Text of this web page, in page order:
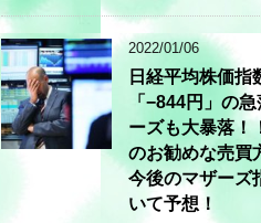
2022/01/06
日経平均株価指
「−844円」の
ーズも大暴落！
のお勧めな売買
今後のマザーズ
いて予想！